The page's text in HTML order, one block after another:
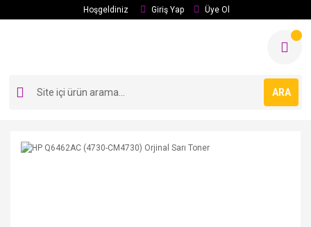
Hoşgeldiniz Giriş Yap Üye Ol
ARA